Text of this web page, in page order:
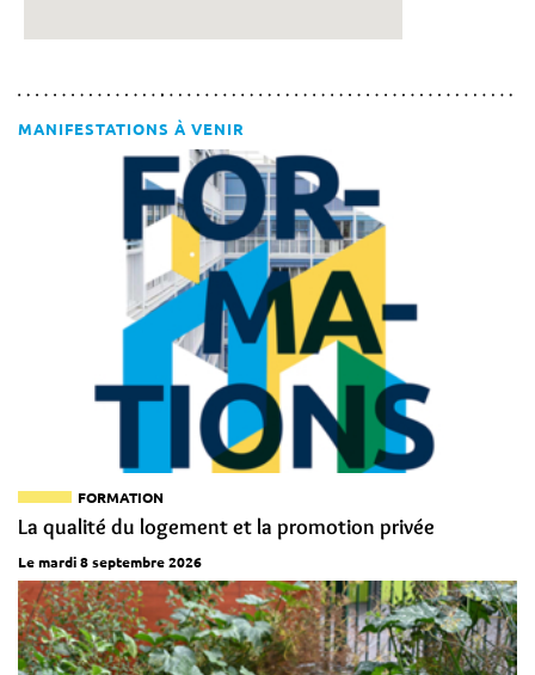
MANIFESTATIONS À VENIR
FORMATION
La qualité du logement et la promotion privée
Le mardi 8 septembre 2026